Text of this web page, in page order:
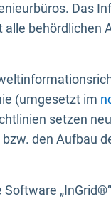
Das
behördlichen
(umgesetzt im
setzen
den Aufbau